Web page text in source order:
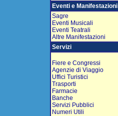
Eventi e Manifestazioni
Sagre
Eventi Musicali
Eventi Teatrali
Altre Manifestazioni
Servizi
Fiere e Congressi
Agenzie di Viaggio
Uffici Turistici
Trasporti
Farmacie
Banche
Servizi Pubblici
Numeri Utili